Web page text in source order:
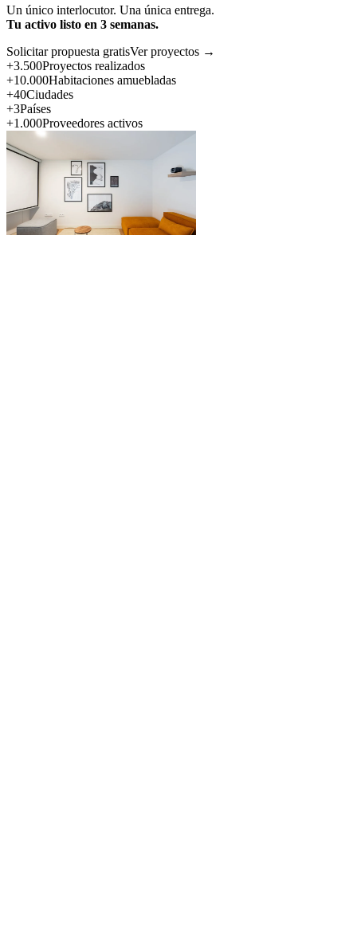
Un único interlocutor. Una única entrega.
Tu activo listo en 3 semanas.
Solicitar propuesta gratisVer proyectos →
+3.500Proyectos realizados
+10.000Habitaciones amuebladas
+40Ciudades
+3Países
+1.000Proveedores activos